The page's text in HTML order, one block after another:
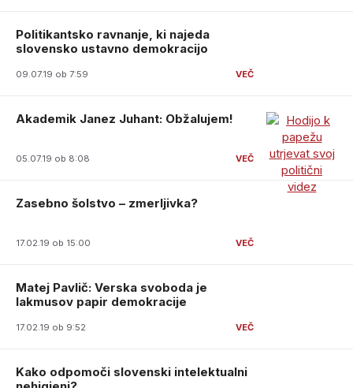
Politikantsko ravnanje, ki najeda
slovensko ustavno demokracijo
09.07.19 ob 7:59
Akademik Janez Juhant: Obžalujem!
05.07.19 ob 8:08
Zasebno šolstvo – zmerljivka?
17.02.19 ob 15:00
Matej Pavlič: Verska svoboda je
lakmusov papir demokracije
17.02.19 ob 9:52
Kako odpomoči slovenski intelektualni